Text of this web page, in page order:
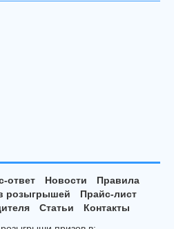
ответ Новости
Правила
розыгрышей
Прайс-лист
Статьи
Контакты